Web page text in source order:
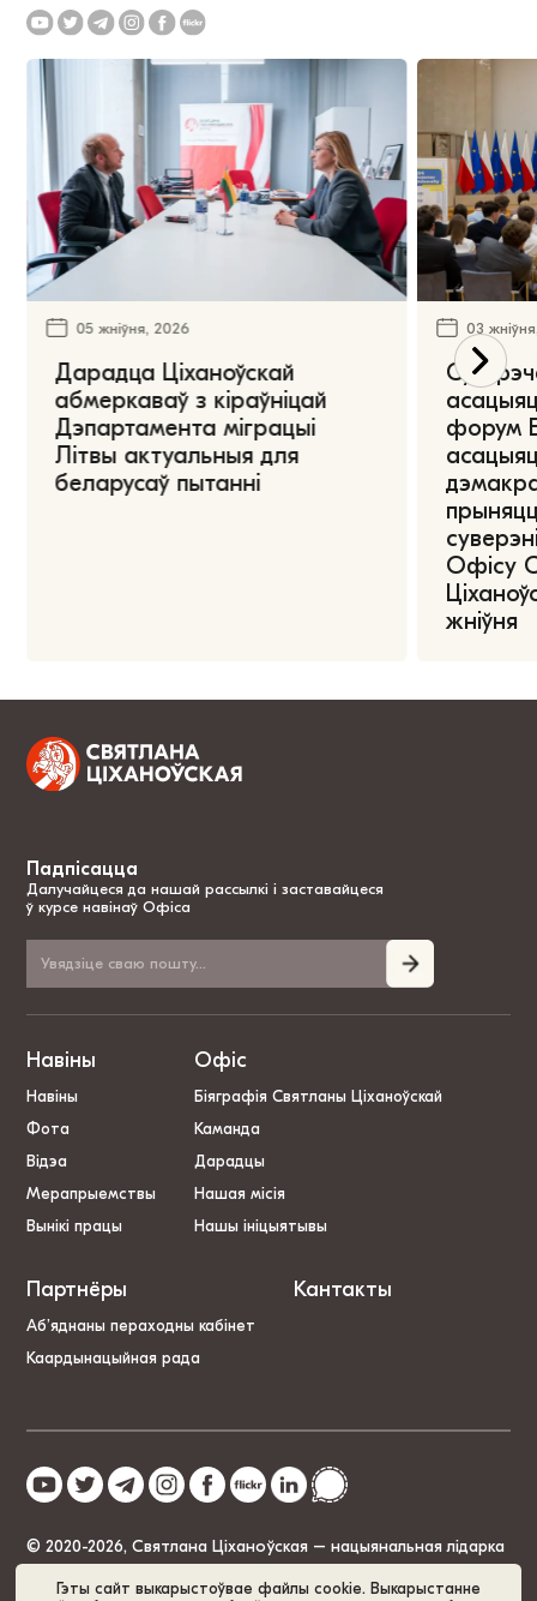
Гэты сайт выкарыстоўвае файлы cookie. Выкарыстанне
05 жніўня, 2026
Дарадца Ціханоўскай
абмеркаваў з кіраўніцай
Дэпартамента міграцыі
Літвы актуальныя для
беларусаў пытанні
03
форум
Офісу
жніўня
Падпісацца
Далучайцеся да нашай рассылкі і заставайцеся
ў курсе навінаў Офіса
Навіны
Навіны
Фота
Відэа
Мерапрыемствы
Вынікі працы
Офіс
Біяграфія Святланы Ціханоўскай
Каманда
Дарадцы
Нашая місія
Нашы ініцыятывы
Партнёры
Аб’яднаны пераходны кабінет
Каардынацыйная рада
Кантакты
© 2020-2026, Святлана Ціханоўская – нацыянальная лідарка